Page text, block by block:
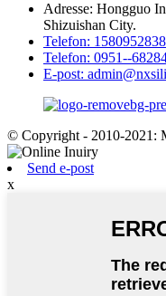
Adresse: Hongguo
Shizuishan City.
Telefon:
Telefon: 0951--
E-post:
© Copyright - 2010-2021:
Send e-post
x